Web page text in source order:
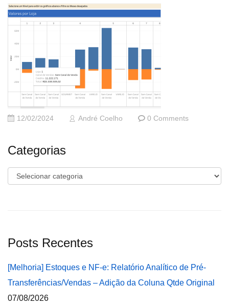
12/02/2024 André Coelho 0 Comments
Categorias
Categorias
Posts Recentes
[Melhoria] Estoques e NF-e: Relatório Analítico de Pré-
Transferências/Vendas – Adição da Coluna Qtde Original
07/08/2026